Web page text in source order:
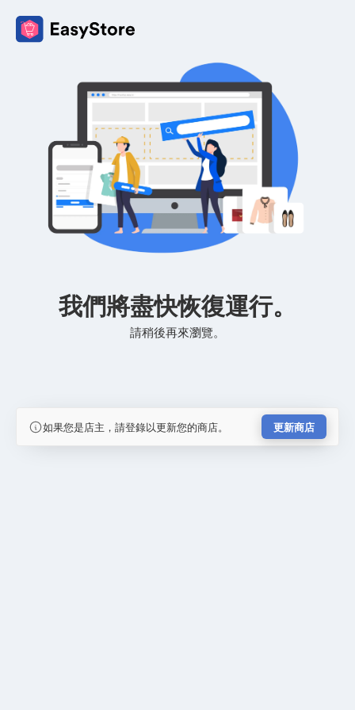
我們將盡快恢復運行。
請稍後再來瀏覽。
如果您是店主，請登錄以更新您的商店。 更新商店